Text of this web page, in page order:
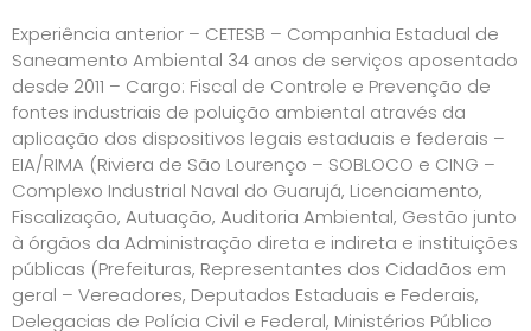
Experiência anterior – CETESB – Companhia Estadual de
Saneamento Ambiental 34 anos de serviços aposentado
desde 2011 – Cargo: Fiscal de Controle e Prevenção de
fontes industriais de poluição ambiental através da
aplicação dos dispositivos legais estaduais e federais –
EIA/RIMA (Riviera de São Lourenço – SOBLOCO e CING –
Complexo Industrial Naval do Guarujá, Licenciamento,
Fiscalização, Autuação, Auditoria Ambiental, Gestão junto
à órgãos da Administração direta e indireta e instituições
públicas (Prefeituras, Representantes dos Cidadãos em
geral – Vereadores, Deputados Estaduais e Federais,
Delegacias de Polícia Civil e Federal, Ministérios Público